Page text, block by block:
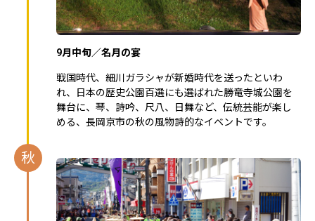
9月中旬／名月の宴
戦国時代、細川ガラシャが新婚時代を送ったといわ
れ、日本の歴史公園百選にも選ばれた勝竜寺城公園を
舞台に、琴、詩吟、尺八、日舞など、伝統芸能が楽し
める、長岡京市の秋の風物詩的なイベントです。
秋